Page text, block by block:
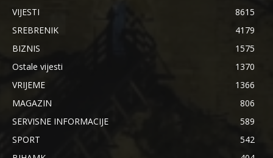
VIJESTI
8615
SREBRENIK
4179
BIZNIS
1575
Ostale vijesti
1370
VRIJEME
1366
MAGAZIN
806
SERVISNE INFORMACIJE
589
SPORT
542